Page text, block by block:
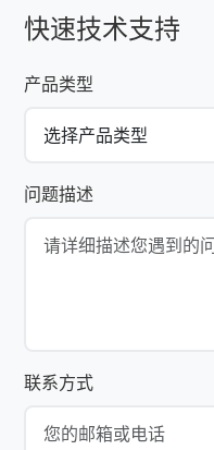
快速技术支持
产品类型
问题描述
联系方式